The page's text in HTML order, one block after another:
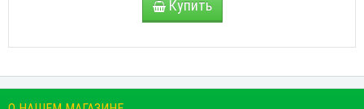
Купить